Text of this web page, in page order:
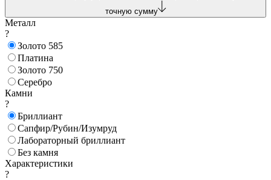
точную сумму
Металл
?
Золото 585
Платина
Золото 750
Серебро
Камни
?
Бриллиант
Сапфир/Рубин/Изумруд
Лабораторный бриллиант
Без камня
Характеристики
?